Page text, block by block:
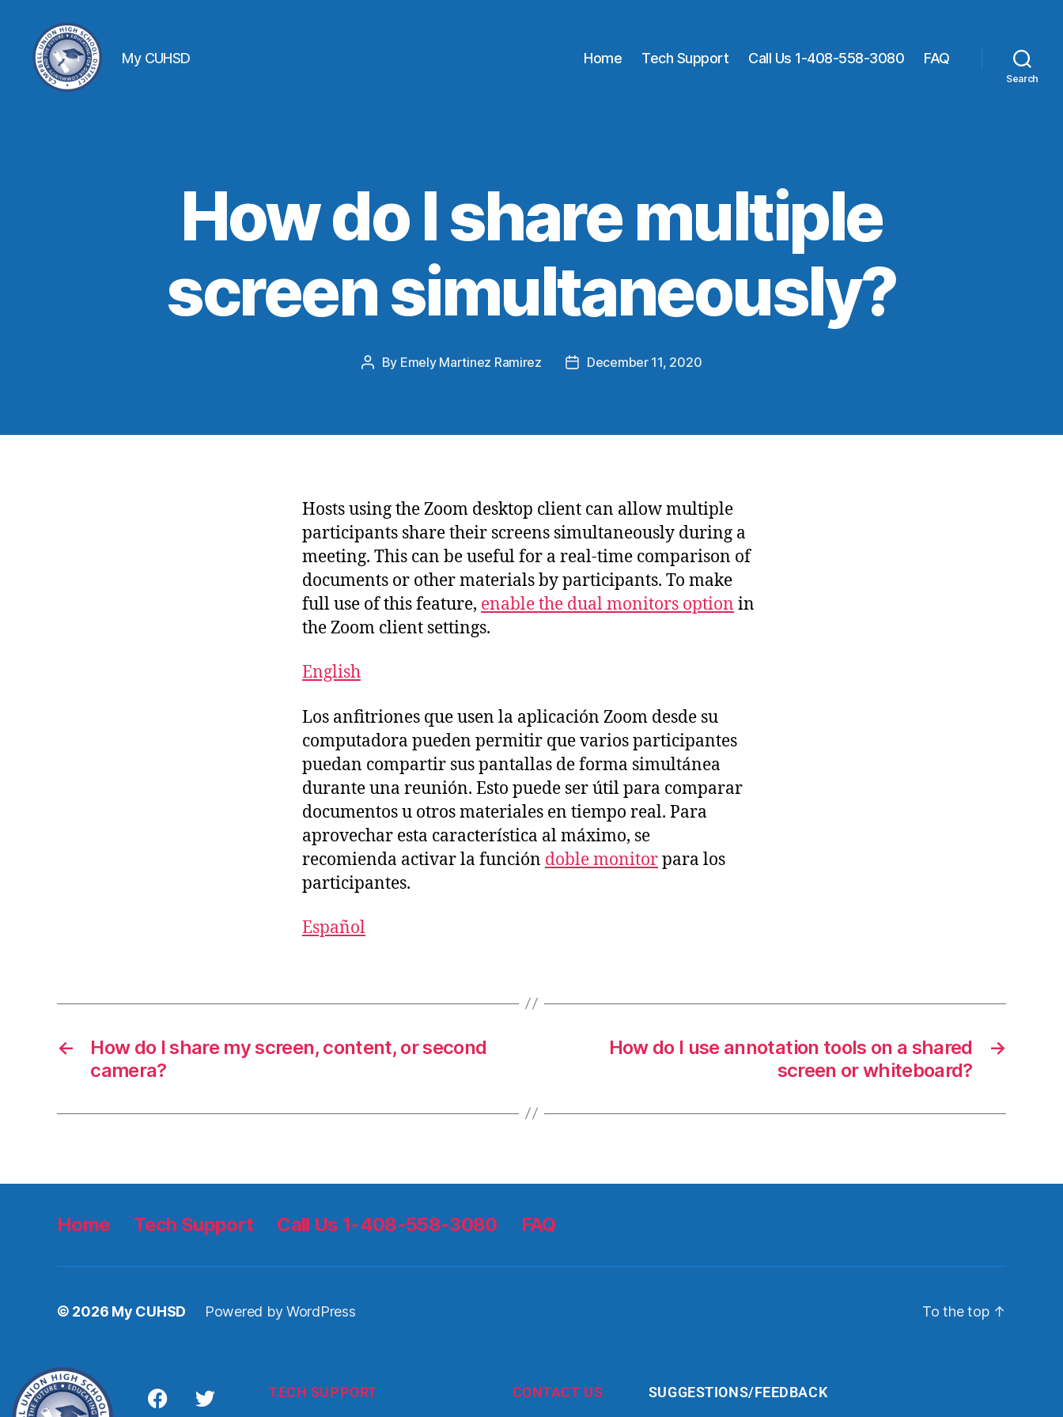
My CUHSD Home Tech Support Call Us 1-408-558-3080 FAQ
Search
How do I share multiple
screen simultaneously?
By Emely Martinez Ramirez December 11, 2020
Hosts using the Zoom desktop client can allow multiple
participants share their screens simultaneously during a
meeting. This can be useful for a real-time comparison of
documents or other materials by participants. To make
full use of this feature, enable the dual monitors option in
the Zoom client settings.
English
Los anfitriones que usen la aplicación Zoom desde su
computadora pueden permitir que varios participantes
puedan compartir sus pantallas de forma simultánea
durante una reunión. Esto puede ser útil para comparar
documentos u otros materiales en tiempo real. Para
aprovechar esta característica al máximo, se
recomienda activar la función doble monitorpara los
participantes.
Español
←
How do I share my screen, content, or second
camera?
→
How do I use annotation tools on a shared
screen or whiteboard?
Home Tech Support Call Us 1-408-558-3080 FAQ
© 2026 My CUHSD Powered by WordPress To the top ↑
TECH SUPPORT CONTACT US SUGGESTIONS/FEEDBACK